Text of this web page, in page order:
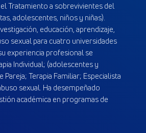
Tratamiento a sobrevivientes del
adolescentes, niños y niñas).
educación, aprendizaje,
sexual para cuatro universidades
experiencia profesional se
Individual; (adolescentes y
Pareja; Terapia Familiar; Especialista
sexual. Ha desempeñado
académica en programas de